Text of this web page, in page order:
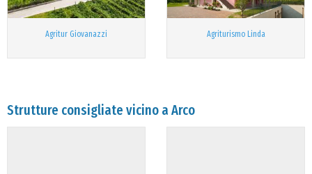
Agritur Giovanazzi Agriturismo Linda
Strutture consigliate vicino a Arco